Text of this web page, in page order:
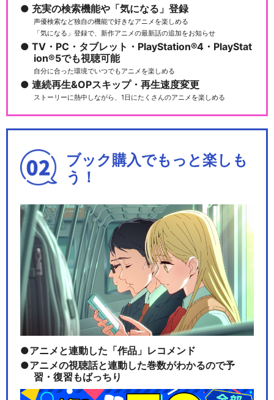
Season』
MFゴースト 2nd Season BA
TTL…
TVアニメ『MFゴースト 3rd
Season』
MFゴースト 3rd Season BAT
充実の検索機能や「気になる」登録
声優検索など独自の機能で好きなアニメを楽しめる
「気になる」登録で、新作アニメの最新話の追加をお知らせ
TV・PC・タブレット・PlayStation®4・PlayStat
ion®5でも視聴可能
自分に合った環境でいつでもアニメを楽しめる
連続再生&OPスキップ・再生速度変更
ストーリーに熱中しながら、1日にたくさんのアニメを楽しめる
ブック購入でもっと楽しも
う！
アニメと連動した「作品」レコメンド
アニメの視聴話と連動した巻数がわかるので予
習・復習もばっちり